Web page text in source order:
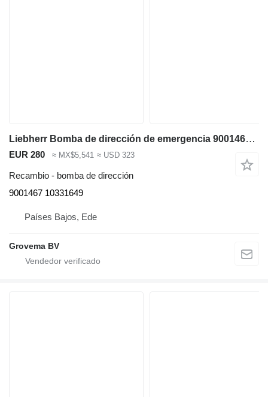
Liebherr Bomba de dirección de emergencia 9001467 para Liebherr L580 / L524 / L538 / L542 / L550 / L556 / L576 / L528 / L566 / L546 cargadora de ruedas
EUR 280 ≈ MX$5,541 ≈ USD 323
Recambio - bomba de dirección
9001467 10331649
Países Bajos, Ede
Grovema BV